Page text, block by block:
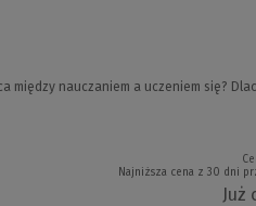
nauczaniem a uczeniem się?
Najniższa cena z 30 dni
Już